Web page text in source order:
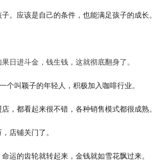
。应该是自己的条件，也能满足孩子的成长。
日进斗金，钱生钱，这就彻底翻身了。
个叫颖子的年轻人，积极加入咖啡行业。
，都看起来很不错，各种销售模式都很成熟。
店铺关门了。
运的齿轮就转起来，金钱就如雪花飘过来。